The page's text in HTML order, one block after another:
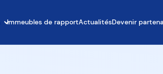
Immeubles de rapportActualitésDevenir